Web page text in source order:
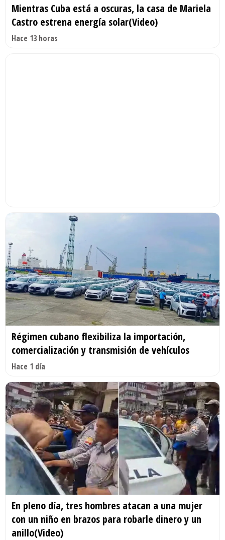
Mientras Cuba está a oscuras, la casa de Mariela
Castro estrena energía solar(Video)
Hace 13 horas
Régimen cubano flexibiliza la importación,
comercialización y transmisión de vehículos
Hace 1 día
En pleno día, tres hombres atacan a una mujer
con un niño en brazos para robarle dinero y un
anillo(Video)